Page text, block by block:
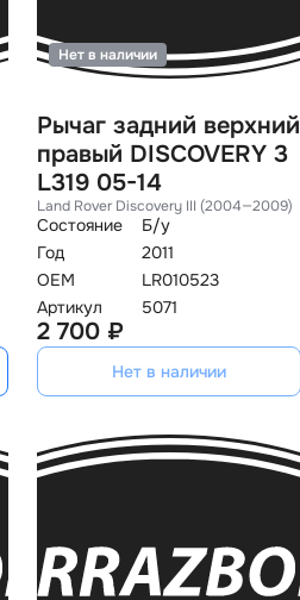
Рычаг задний верхний
правый DISCOVERY 3
L319 05-14
Land Rover Discovery III (2004—2009)
Состояние
Б/у
Год
2011
OEM
LR010523
Артикул
5071
Нет в наличии
2 700 ₽
Нет в наличии